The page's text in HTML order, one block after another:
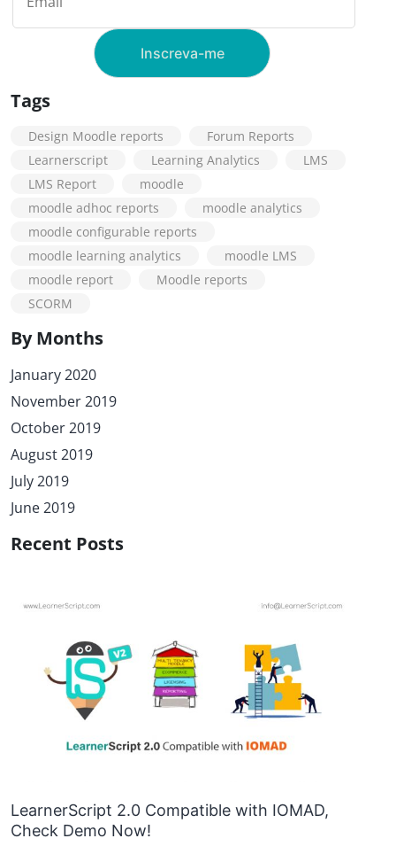
Tags
Design Moodle reports
Forum Reports
Learnerscript
Learning Analytics
LMS
LMS Report
moodle
moodle adhoc reports
moodle analytics
moodle configurable reports
moodle learning analytics
moodle LMS
moodle report
Moodle reports
SCORM
By Months
January 2020
November 2019
October 2019
August 2019
July 2019
June 2019
Recent Posts
LearnerScript 2.0 Compatible with IOMAD,
Check Demo Now!